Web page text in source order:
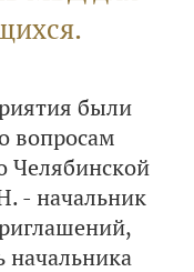
были
вопросам
Челябинской
- начальник
начальника